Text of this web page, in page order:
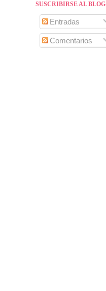
SUSCRIBIRSE AL BLOG
Entradas
Comentarios